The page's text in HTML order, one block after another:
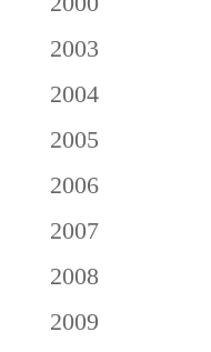
2003
2004
2005
2006
2007
2008
2009